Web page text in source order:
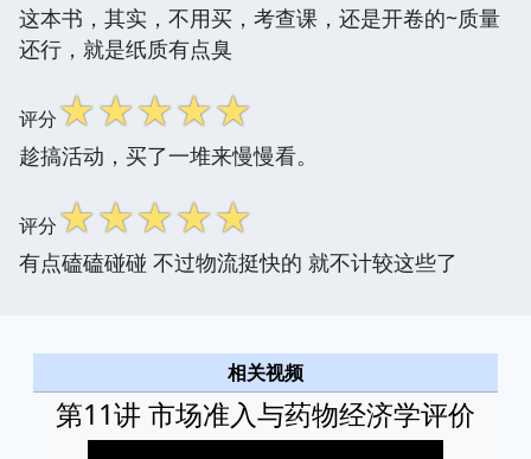
这本书，其实，不用买，考查课，还是开卷的~质量
还行，就是纸质有点臭
评分☆☆☆☆☆
趁搞活动，买了一堆来慢慢看。
评分☆☆☆☆☆
有点磕磕碰碰 不过物流挺快的 就不计较这些了
相关视频
第11讲 市场准入与药物经济学评价